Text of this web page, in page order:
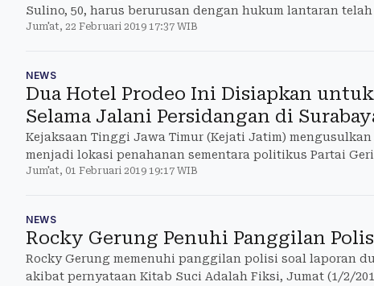
Sulino, 50, harus berurusan dengan hukum lantaran
penambangan secara ilegal. Dia menjalani sidang
Jum'at, 22 Februari 2019 17:37 WIB
NEWS
Dua Hotel Prodeo Ini Disiapkan
Selama Jalani Persidangan di
Kejaksaan Tinggi Jawa Timur (Kejati Jatim)
menjadi lokasi penahanan sementara politikus Partai
menjalani persidangan terkait kasus ujaran idiot di
Jum'at, 01 Februari 2019 19:17 WIB
NEWS
Rocky Gerung Penuhi Panggilan
Rocky Gerung memenuhi panggilan polisi soal laporan
akibat pernyataan Kitab Suci Adalah Fiksi, Jumat (1/2/